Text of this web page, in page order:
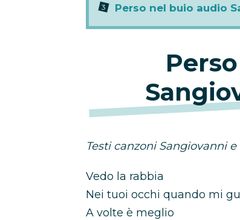
Perso nel buio audio
Testi canzoni Sangiovanni
Vedo la rabbia
Nei tuoi occhi quando mi
A volte è meglio